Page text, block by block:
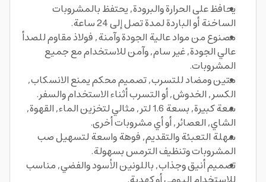
يحافظ على الحرارة والبرودة, يحتفظ بالمشروبات
الساخنة أو الباردة لمدة تصل إلى 24 ساعة.
مصنوع من مواد عالية الجودة وآمنة, فولاذ مقاوم للصدأ
عالي الجودة, غير سام, وآمن للاستخدام مع جميع
المشروبات.
متين ومضاد للتسرب, تصميم محكم يمنع الانسكاب,
الكسر, الخدوش, أو التسرب أثناء الاستخدام والسفر.
سعة كبيرة, بسعة 1.6 لتر, مثالي لتخزين الماء, القهوة,
الشاي, العصائر, أو أي مشروبات أخرى.
سهلة التعبئة والتقديم, فوهة واسعة لتسهيل صب
المشروبات وتنظيف الترمس بسهولة.
تصميم أنيق وجذاب, باللونين الأسود والفضي, مناسب